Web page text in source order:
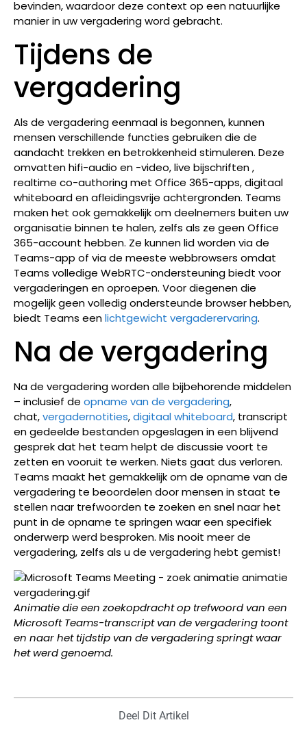
bevinden, waardoor deze context op een natuurlijke
manier in uw vergadering word gebracht.
Tijdens de
vergadering
Als de vergadering eenmaal is begonnen, kunnen
mensen verschillende functies gebruiken die de
aandacht trekken en betrokkenheid stimuleren. Deze
omvatten hifi-audio en -video, live bijschriften ,
realtime co-authoring met Office 365-apps, digitaal
whiteboard en afleidingsvrije achtergronden. Teams
maken het ook gemakkelijk om deelnemers buiten uw
organisatie binnen te halen, zelfs als ze geen Office
365-account hebben. Ze kunnen lid worden via de
Teams-app of via de meeste webbrowsers omdat
Teams volledige WebRTC-ondersteuning biedt voor
vergaderingen en oproepen. Voor diegenen die
mogelijk geen volledig ondersteunde browser hebben,
biedt Teams eenlichtgewicht vergaderervaring.
Na de vergadering
Na de vergadering worden alle bijbehorende middelen
– inclusief de opname van de vergadering,
chat,vergadernotities,digitaal whiteboard, transcript
en gedeelde bestanden opgeslagen in een blijvend
gesprek dat het team helpt de discussie voort te
zetten en vooruit te werken. Niets gaat dus verloren.
Teams maakt het gemakkelijk om de opname van de
vergadering te beoordelen door mensen in staat te
stellen naar trefwoorden te zoeken en snel naar het
punt in de opname te springen waar een specifiek
onderwerp werd besproken. Mis nooit meer de
vergadering, zelfs als u de vergadering hebt gemist!
Animatie die een zoekopdracht op trefwoord van een
Microsoft Teams-transcript van de vergadering toont
en naar het tijdstip van de vergadering springt waar
het werd genoemd.
Deel Dit Artikel